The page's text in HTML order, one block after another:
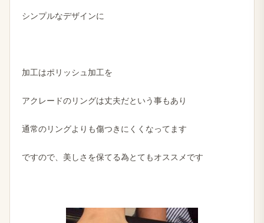
シンプルなデザインに
加工はポリッシュ加工を
アクレードのリングは丈夫だという事もあり
通常のリングよりも傷つきにくくなってます
ですので、美しさを保てる為とてもオススメです